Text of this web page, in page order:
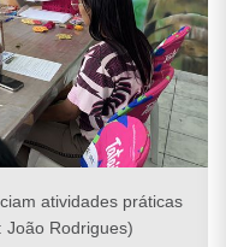
atividades práticas
João Rodrigues)